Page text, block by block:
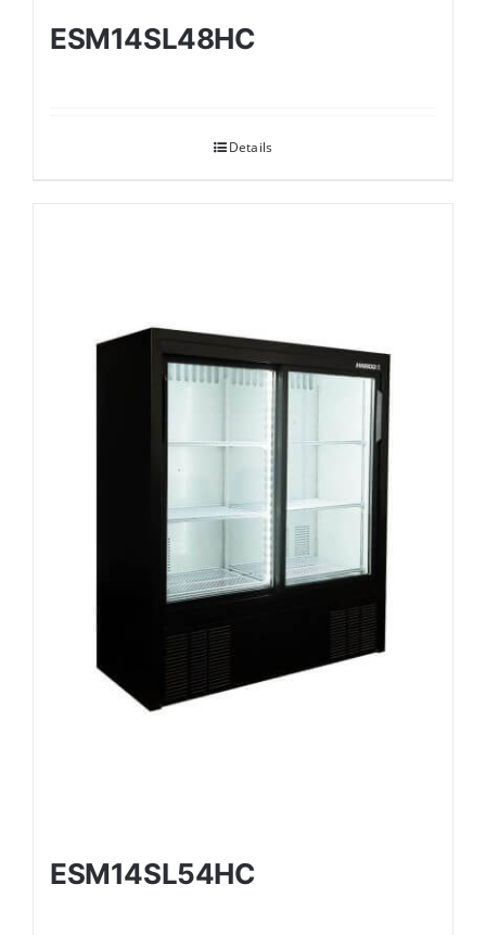
ESM14SL48HC
Details
ESM14SL54HC